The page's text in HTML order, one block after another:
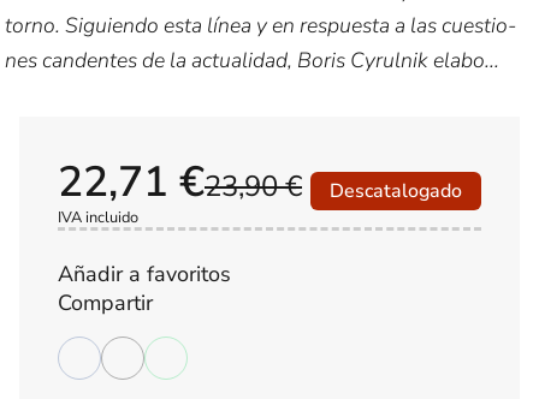
torno. Si­guien­do esta línea y en res­pues­ta a las cues­tio­
nes can­den­tes de la ac­tua­li­dad, Boris Cy­rul­nik ela­bo­...
23,90 €
22,71 €
IVA incluido
Descatalogado
Añadir a favoritos
Compartir